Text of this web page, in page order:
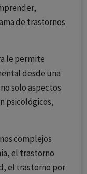
de trastornos
le permite
desde una
solo aspectos
psicológicos,
complejos
el trastorno
el trastorno por